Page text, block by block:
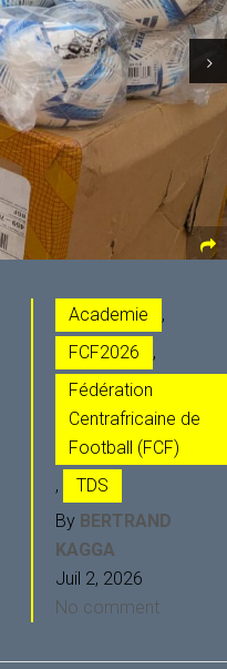
Academie
,
FCF2026
,
Fédération
Centrafricaine de
Football (FCF)
,
TDS
By BERTRAND
KAGGA
Juil 2, 2026
No comment